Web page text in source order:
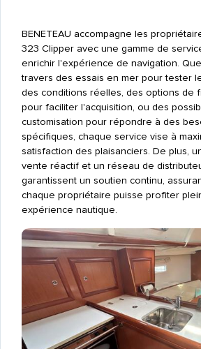
BENETEAU accompagne les
323 Clipper avec une gamme de
enrichir l'expérience de navigation.
travers des essais en mer pour tester
des conditions réelles, des options de
pour faciliter l'acquisition, ou des
customisation pour répondre à des
spécifiques, chaque service vise à
satisfaction des plaisanciers. De plus,
vente réactif et un réseau de
garantissent un soutien continu,
chaque propriétaire puisse profiter
expérience nautique.